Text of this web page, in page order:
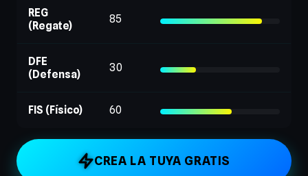
REG
(Regate)
85
DFE
(Defensa)
30
FIS (Físico) 60
CREA LA TUYA GRATIS